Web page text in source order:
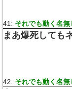
41: それでも動く名無
まあ爆死しても
42: それでも動く名無